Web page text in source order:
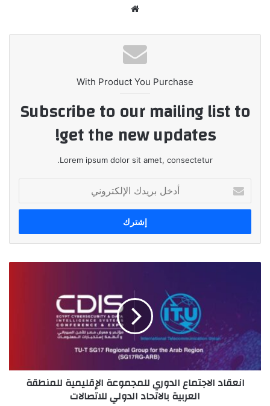
With Product You Purchase
Subscribe to our mailing list to
get the new updates!
Lorem ipsum dolor sit amet, consectetur.
بريدك
الإلكتروني
للمنطقة
بالاتحاد
الدولي
للاتصالاتانعقاد الاجتماع الدوري للمجموعة الإقليمية للمنطقة
العربية بالاتحاد الدولي للاتصالات